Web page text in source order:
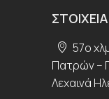
57ο
Πατρών –
Λεχαινά